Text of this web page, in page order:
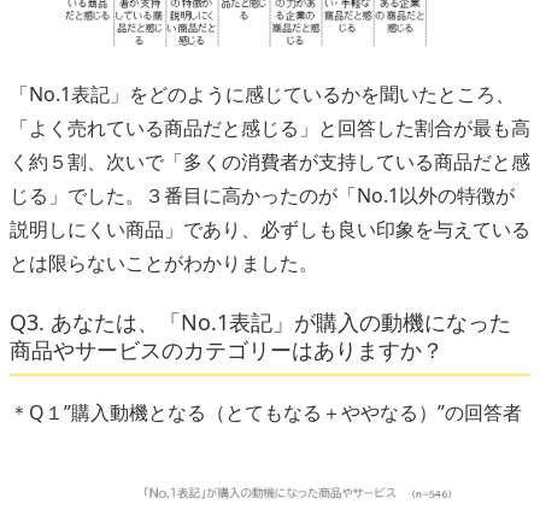
「No.1表記」をどのように感じているかを聞いたところ、
「よく売れている商品だと感じる」と回答した割合が最も高
く約５割、次いで「多くの消費者が支持している商品だと感
じる」でした。３番目に高かったのが「No.1以外の特徴が
説明しにくい商品」であり、必ずしも良い印象を与えている
とは限らないことがわかりました。
Q3. あなたは、「No.1表記」が購入の動機になった
商品やサービスのカテゴリーはありますか？
＊Q１”購入動機となる（とてもなる＋ややなる）”の回答者